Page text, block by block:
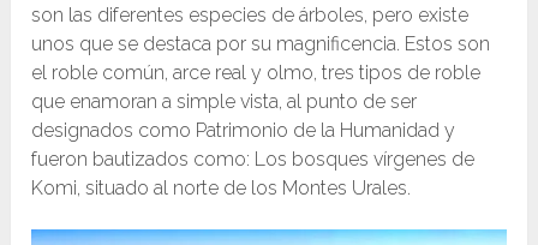
son las diferentes especies de árboles, pero existe
unos que se destaca por su magnificencia. Estos son
el roble común, arce real y olmo, tres tipos de roble
que enamoran a simple vista, al punto de ser
designados como Patrimonio de la Humanidad y
fueron bautizados como: Los bosques vírgenes de
Komi, situado al norte de los Montes Urales.